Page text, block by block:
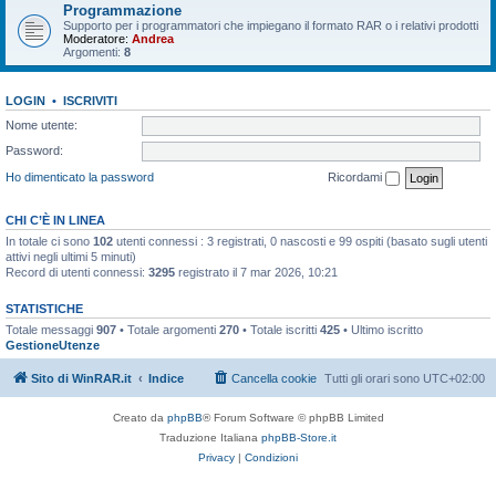
Programmazione
Supporto per i programmatori che impiegano il formato RAR o i relativi prodotti
Moderatore: Andrea
Argomenti: 8
LOGIN • ISCRIVITI
Nome utente:
Password:
Ho dimenticato la password
Ricordami
CHI C’È IN LINEA
In totale ci sono 102 utenti connessi : 3 registrati, 0 nascosti e 99 ospiti (basato sugli utenti
attivi negli ultimi 5 minuti)
Record di utenti connessi: 3295 registrato il 7 mar 2026, 10:21
STATISTICHE
Totale messaggi 907 • Totale argomenti 270 • Totale iscritti 425 • Ultimo iscritto
GestioneUtenze
Sito di WinRAR.it Indice Tutti gli orari sono UTC+02:00
Cancella cookie
Creato da phpBB® Forum Software © phpBB Limited
Traduzione Italiana phpBB-Store.it
Privacy | Condizioni